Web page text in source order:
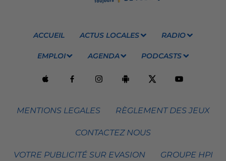
ACCUEIL ACTUS LOCALES RADIO
EMPLOI AGENDA PODCASTS
MENTIONS LEGALES RÈGLEMENT DES JEUX
CONTACTEZ NOUS
VOTRE PUBLICITÉ SUR EVASION GROUPE HPI